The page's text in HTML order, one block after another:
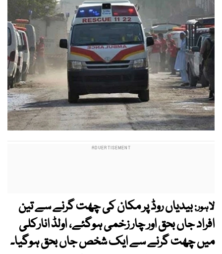
لاہور:بیدیاں روڈ پر مکان کی چھت گرنے سے تین
افراد جاں بحق اور چار زخمی ہوگئے، اولڈ انارکلی
میں چھت گرنے سے ایک شخص جاں بحق ہوگیا۔